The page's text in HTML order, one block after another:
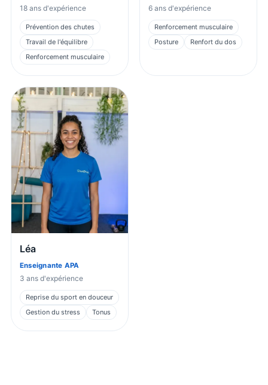
18 ans d'expérience
Prévention des chutes
Travail de l'équilibre
Renforcement musculaire
6 ans d'expérience
Renforcement musculaire
Posture
Renfort du dos
Léa
Enseignante APA
3 ans d'expérience
Reprise du sport en douceur
Gestion du stress
Tonus